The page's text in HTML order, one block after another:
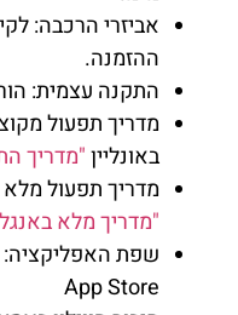
אביזרי הרכבה:
ההזמנה.
התקנה עצמית:
מדריך תפעול
באונליין"מדריך
מדריך תפעול מלא
"מדריך מלא
App Store